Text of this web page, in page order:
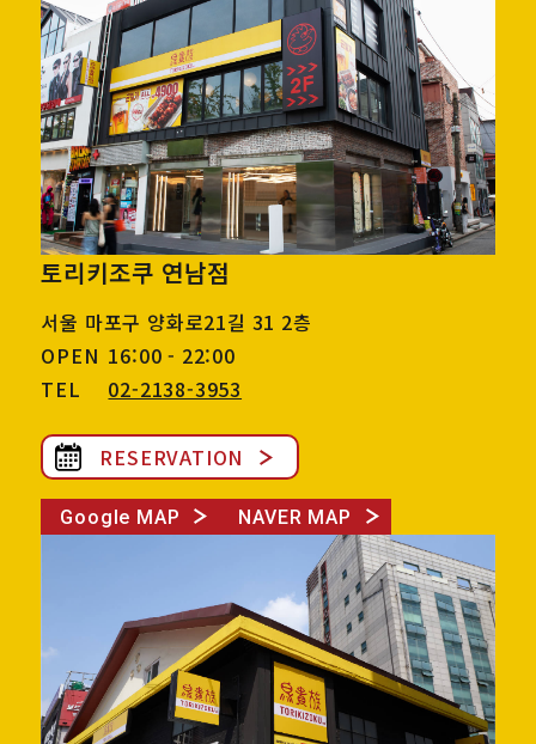
토리키조쿠 연남점
서울 마포구 양화로21길 31 2층
OPEN 16:00 - 22:00
TEL
02-2138-3953
RESERVATION
Google MAP NAVER MAP